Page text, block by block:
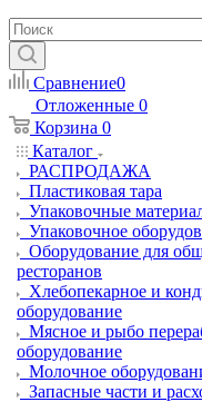
Сравнение0
Отложенные 0
Корзина 0
Каталог
РАСПРОДАЖА
Пластиковая тара
Упаковочные
Упаковочное
Оборудование для
ресторанов
Хлебопекарное и
оборудование
Мясное и рыбо
оборудование
Молочное
Запасные части и